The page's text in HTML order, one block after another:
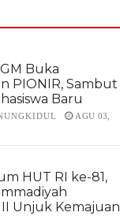
Buka
PIONIR, Sambut
Baru
AGU 03,
HUT RI ke-81,
Unjuk Kemajuan